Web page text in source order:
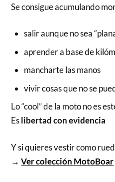
Se consigue acumulando
salir aunque no sea
aprender a base de
mancharte las manos
vivir cosas que no se
Lo “cool” de la moto no es
Eslibertad con evidencia
Y si quieres vestir como
→Ver colección MotoBoar